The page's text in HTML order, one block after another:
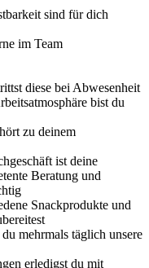
sind für dich
im Team
diese bei Abwesenheit
bist du
zu deinem
ist deine
Beratung und
Snackprodukte und
mehrmals täglich unsere
erledigst du mit